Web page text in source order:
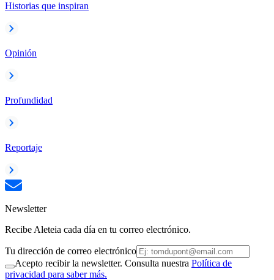
Historias que inspiran
Opinión
Profundidad
Reportaje
Newsletter
Recibe Aleteia cada día en tu correo electrónico.
Tu dirección de correo electrónico
Acepto recibir la newsletter. Consulta nuestra Política de
privacidad para saber más.